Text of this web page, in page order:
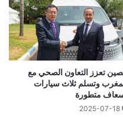
تعزز التعاون الصحي مع
وتسلم ثلاث سيارات
متطورة
2025-07-18